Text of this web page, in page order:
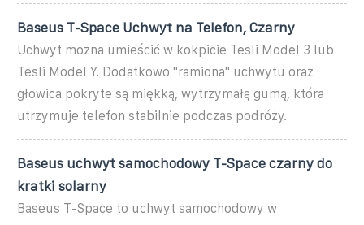
Baseus T-Space Uchwyt na Telefon, Czarny
Uchwyt można umieścić w kokpicie Tesli Model 3 lub
Tesli Model Y. Dodatkowo "ramiona" uchwytu oraz
głowica pokryte są miękką, wytrzymałą gumą, która
utrzymuje telefon stabilnie podczas podróży.
Baseus uchwyt samochodowy T-Space czarny do
kratki solarny
Baseus T-Space to uchwyt samochodowy w